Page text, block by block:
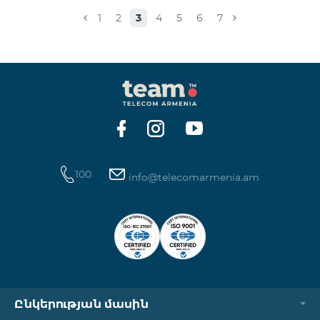
Իսակովի պողոտա 3/7 09:00-18:00 09:00-18:00
Ավանեսովի 8/1-2 10:00-23:00 09:00-18:00 09:00-18:00
Արշակունյաց պողոտա 34/3 09:00-18:00 10:00-23:00
10:00-23:00 Արտաշիսյան փողոց 85/14 09:00-18:00 0
1 2 3 4 5 6 7
100 info@telecomarmenia.am
Ընկերության մասին